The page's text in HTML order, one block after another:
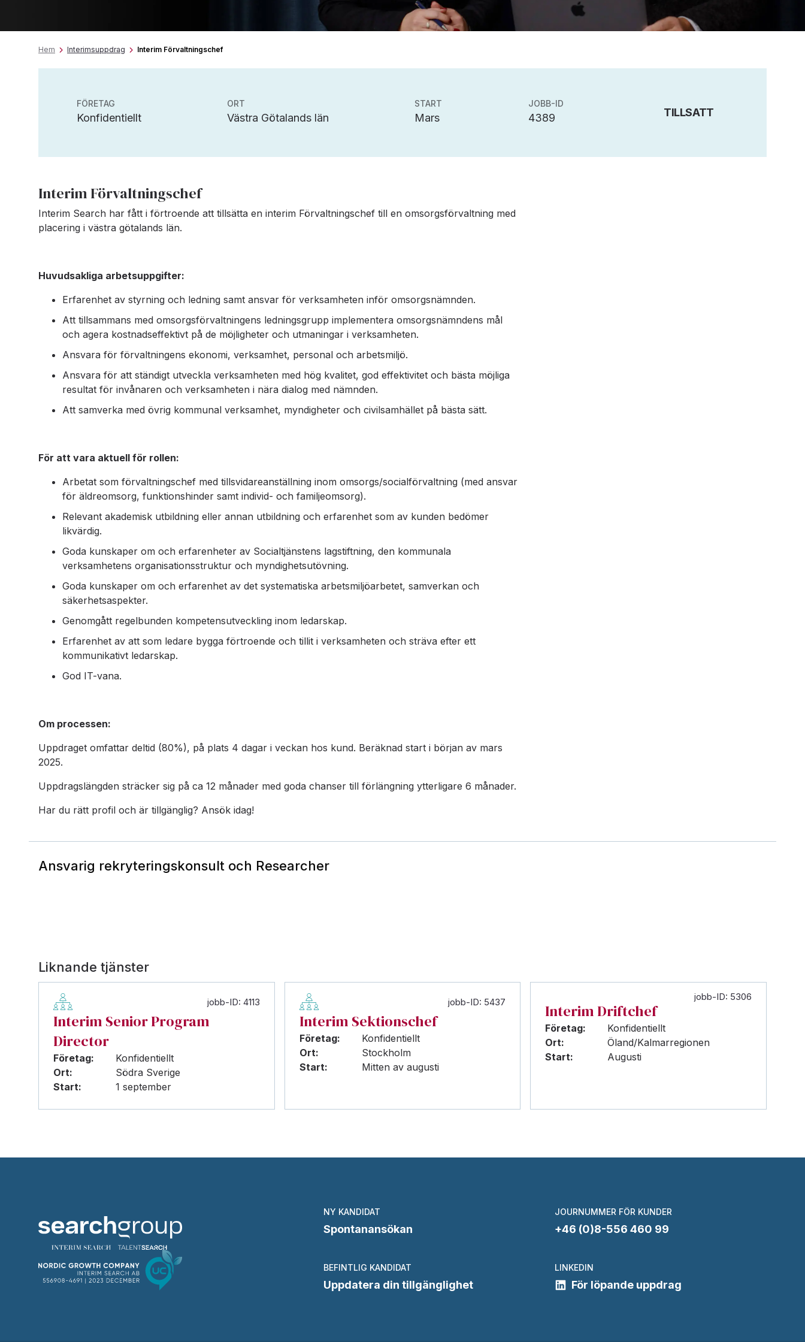
Hem Interimsuppdrag Interim Förvaltningschef
FÖRETAG
Konfidentiellt
ORT
Västra Götalands län
START
Mars
JOBB-ID
4389 TILLSATT
Interim Förvaltningschef
Interim Search har fått i förtroende att tillsätta en interim Förvaltningschef till en omsorgsförvaltning med
placering i västra götalands län.
Huvudsakliga arbetsuppgifter:
Erfarenhet av styrning och ledning samt ansvar för verksamheten inför omsorgsnämnden.
Att tillsammans med omsorgsförvaltningens ledningsgrupp implementera omsorgsnämndens mål
och agera kostnadseffektivt på de möjligheter och utmaningar i verksamheten.
Ansvara för förvaltningens ekonomi, verksamhet, personal och arbetsmiljö.
Ansvara för att ständigt utveckla verksamheten med hög kvalitet, god effektivitet och bästa möjliga
resultat för invånaren och verksamheten i nära dialog med nämnden.
Att samverka med övrig kommunal verksamhet, myndigheter och civilsamhället på bästa sätt.
För att vara aktuell för rollen:
Arbetat som förvaltningschef med tillsvidareanställning inom omsorgs/socialförvaltning (med ansvar
för äldreomsorg, funktionshinder samt individ- och familjeomsorg).
Relevant akademisk utbildning eller annan utbildning och erfarenhet som av kunden bedömer
likvärdig.
Goda kunskaper om och erfarenheter av Socialtjänstens lagstiftning, den kommunala
verksamhetens organisationsstruktur och myndighetsutövning.
Goda kunskaper om och erfarenhet av det systematiska arbetsmiljöarbetet, samverkan och
säkerhetsaspekter.
Genomgått regelbunden kompetensutveckling inom ledarskap.
Erfarenhet av att som ledare bygga förtroende och tillit i verksamheten och sträva efter ett
kommunikativt ledarskap.
God IT-vana.
Om processen:
Uppdraget omfattar deltid (80%), på plats 4 dagar i veckan hos kund. Beräknad start i början av mars
2025.
Uppdragslängden sträcker sig på ca 12 månader med goda chanser till förlängning ytterligare 6 månader.
Har du rätt profil och är tillgänglig? Ansök idag!
Ansvarig rekryteringskonsult och Researcher
Liknande tjänster
jobb-ID: 4113
Interim Senior Program
Director
Företag:
Konfidentiellt
Ort:
Södra Sverige
Start:
1 september
jobb-ID: 5437
Interim Sektionschef
Företag:
Konfidentiellt
Ort:
Stockholm
Start:
Mitten av augusti
jobb-ID: 5306
Interim Driftchef
Företag:
Konfidentiellt
Ort:
Öland/Kalmarregionen
Start:
Augusti
NY KANDIDAT
Spontanansökan
JOURNUMMER FÖR KUNDER
+46 (0)8-556 460 99
BEFINTLIG KANDIDAT
Uppdatera din tillgänglighet
LINKEDIN
För löpande uppdrag